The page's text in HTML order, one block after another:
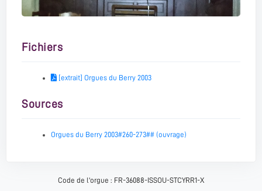
Fichiers
[extrait] Orgues du Berry 2003
Sources
Orgues du Berry 2003#260-273## (ouvrage)
Code de l'orgue : FR-36088-ISSOU-STCYRR1-X